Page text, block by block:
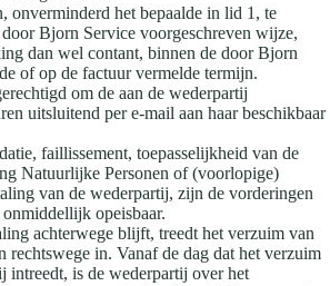
onverminderd het bepaalde in lid 1, te
door Bjorn Service voorgeschreven wijze,
dan wel contant, binnen de door Bjorn
of op de factuur vermelde termijn.
om de aan de wederpartij
uitsluitend per e-mail aan haar beschikbaar
faillissement, toepasselijkheid van de
Natuurlijke Personen of (voorlopige)
van de wederpartij, zijn de vorderingen
opeisbaar.
achterwege blijft, treedt het verzuim van
rechtswege in. Vanaf de dag dat het verzuim
intreedt, is de wederpartij over het